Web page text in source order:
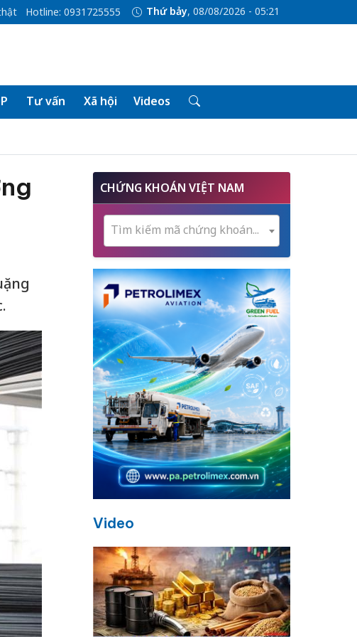
Hotline: 0931725555 Thứ bảy, 08/08/2026 - 05:21
Tư vấn Xã hội Videos
CHỨNG KHOÁN VIỆT NAM
Tìm kiếm mã chứng khoán...
Video